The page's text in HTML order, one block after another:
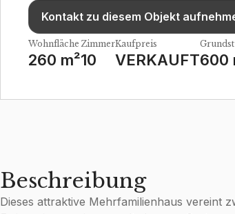
Kontakt zu diesem Objekt
Wohnfläche
260 m²
Zimmer
10
Kaufpreis
VERKAUFT600
Beschreibung
Dieses attraktive Mehrfamilienhaus vereint